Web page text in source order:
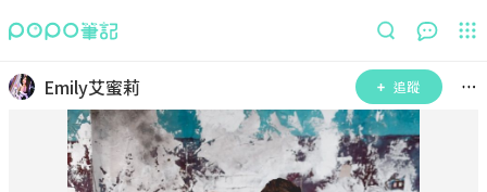
Emily艾蜜莉 追蹤